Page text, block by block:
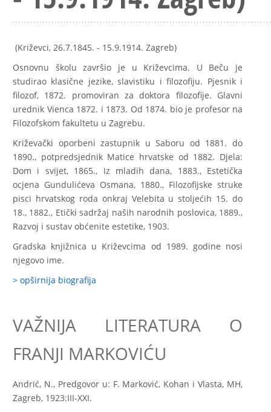
(Križevci, 26.7.1845. - 15.9.1914. Zagreb)
Osnovnu školu završio je u Križevcima. U Beču je
studirao klasične jezike, slavistiku i filozofiju. Pjesnik i
filozof, 1872. promoviran za doktora filozofije. Glavni
urednik Vienca 1872. i 1873. Od 1874. bio je profesor na
Filozofskom fakultetu u Zagrebu.
Križevački oporbeni zastupnik u Saboru od 1881. do
1890., potpredsjednik Matice hrvatske od 1882. Djela:
Dom i svijet, 1865., Iz mladih dana, 1883., Estetička
ocjena Gundulićeva Osmana, 1880., Filozofijske struke
pisci hrvatskog roda onkraj Velebita u stoljećih 15. do
18., 1882., Etički sadržaj naših narodnih poslovica, 1889.,
Razvoj i sustav obćenite estetike, 1903.
Gradska knjižnica u Križevcima od 1989. godine nosi
njegovo ime.
> opširnija biografija
VAŽNIJA LITERATURA O
FRANJI MARKOVIĆU
Andrić, N., Predgovor u: F. Marković, Kohan i Vlasta, MH,
Zagreb, 1923:III-XXI.